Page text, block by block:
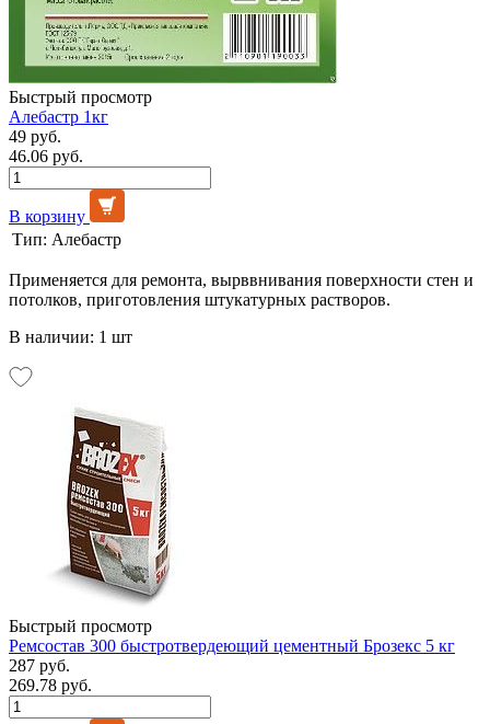
Быстрый просмотр
Алебастр 1кг
49 руб.
46.06 руб.
В корзину
Тип: Алебастр
Применяется для ремонта, вырввнивания поверхности стен и
потолков, приготовления штукатурных растворов.
В наличии: 1 шт
Быстрый просмотр
Ремсостав 300 быстротвердеющий цементный Брозекс 5 кг
287 руб.
269.78 руб.